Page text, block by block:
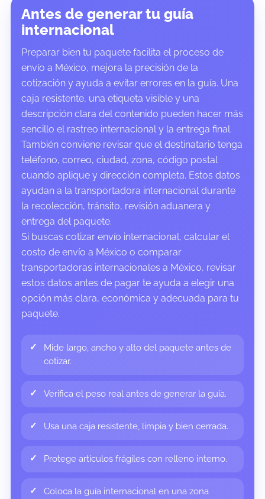
Antes de generar tu guía
internacional
Preparar bien tu paquete facilita el proceso de
envío a México, mejora la precisión de la
cotización y ayuda a evitar errores en la guía. Una
caja resistente, una etiqueta visible y una
descripción clara del contenido pueden hacer más
sencillo el rastreo internacional y la entrega final.
También conviene revisar que el destinatario tenga
teléfono, correo, ciudad, zona, código postal
cuando aplique y dirección completa. Estos datos
ayudan a la transportadora internacional durante
la recolección, tránsito, revisión aduanera y
entrega del paquete.
Si buscas cotizar envío internacional, calcular el
costo de envío a México o comparar
transportadoras internacionales a México, revisar
estos datos antes de pagar te ayuda a elegir una
opción más clara, económica y adecuada para tu
paquete.
Mide largo, ancho y alto del paquete antes de
cotizar.
Verifica el peso real antes de generar la guía.
Usa una caja resistente, limpia y bien cerrada.
Protege artículos frágiles con relleno interno.
Coloca la guía internacional en una zona